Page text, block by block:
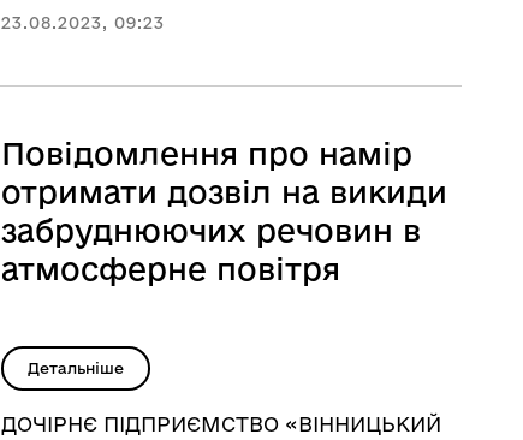
23.08.2023, 09:23
Повідомлення про намір
отримати дозвіл на викиди
забруднюючих речовин в
атмосферне повітря
Детальніше
ДОЧІРНЄ ПІДПРИЄМСТВО «ВІННИЦЬКИЙ